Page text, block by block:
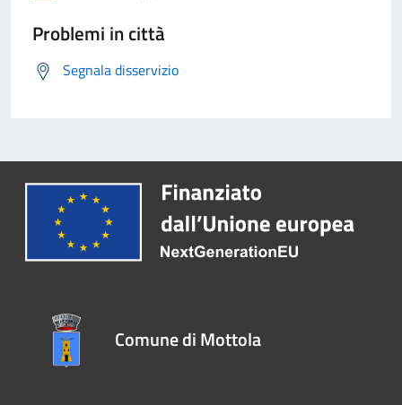
Problemi in città
Segnala disservizio
Comune di Mottola